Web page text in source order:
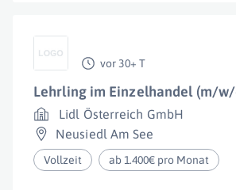
vor 30+ T
Lehrling im Einzelhandel (m/
Lidl Österreich GmbH
Neusiedl Am See
Vollzeit ab 1.400€ pro Monat